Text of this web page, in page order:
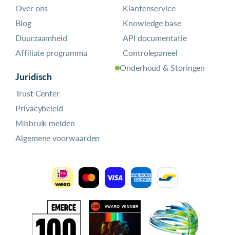
Over ons
Blog
Duurzaamheid
Affiliate programma
Juridisch
Trust Center
Privacybeleid
Misbruik melden
Algemene voorwaarden
Klantenservice
Knowledge base
API documentatie
Controlepaneel
Onderhoud & Storingen